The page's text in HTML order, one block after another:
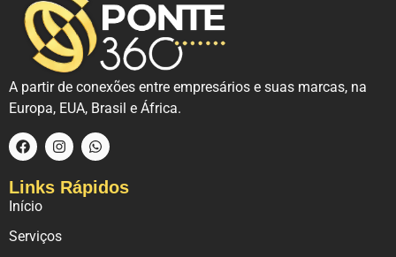
A partir de conexões entre empresários e suas marcas, na
Europa, EUA, Brasil e África.
Links Rápidos
Início
Serviços